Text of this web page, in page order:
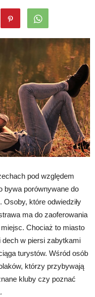
pod względem
bywa porównywane do
Osoby, które odwiedziły
ma do zaoferowania
Chociaż to miasto
w piersi zabytkami
turystów. Wśród osób
którzy przybywają
kluby czy poznać